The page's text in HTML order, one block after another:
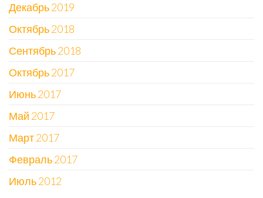
Декабрь 2019
Октябрь 2018
Сентябрь 2018
Октябрь 2017
Июнь 2017
Май 2017
Март 2017
Февраль 2017
Июль 2012